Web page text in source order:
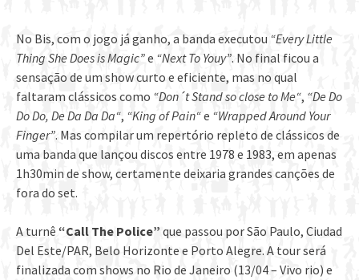
No Bis, com o jogo já ganho, a banda executou “Every Little
Thing She Does is Magic”e “Next To Youy”. No final ficou a
sensação de um show curto e eficiente, mas no qual
faltaram clássicos como “Don´t Stand so close to Me“, “De Do
Do Do, De Da Da Da“, “King of Pain“e “Wrapped Around Your
Finger”. Mas compilar um repertório repleto de clássicos de
uma banda que lançou discos entre 1978 e 1983, em apenas
1h30min de show, certamente deixaria grandes canções de
fora do set.
A turnê “Call The Police” que passou por São Paulo, Ciudad
Del Este/PAR, Belo Horizonte e Porto Alegre. A tour será
finalizada com shows no Rio de Janeiro (13/04 – Vivo rio) e